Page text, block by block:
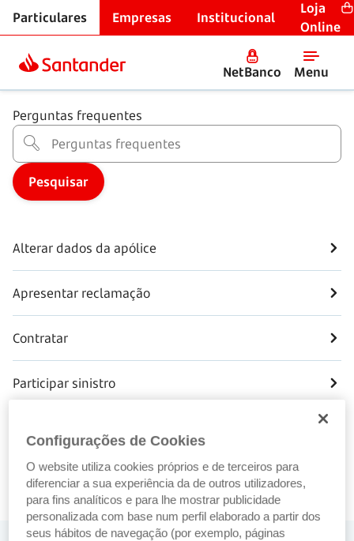
Particulares Empresas Institucional
Loja
Online
NetBanco Menu
Seguros
Seguro de vida
Perguntas frequentes
Alterar dados da apólice
Apresentar reclamação
Contratar
Participar sinistro
Saber mais sobre o seguro de vida
Configurações de Cookies
O website utiliza cookies próprios e de terceiros para
diferenciar a sua experiência da de outros utilizadores,
para fins analíticos e para lhe mostrar publicidade
personalizada com base num perfil elaborado a partir dos
seus hábitos de navegação (por exemplo, páginas